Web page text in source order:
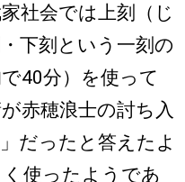
社会では上刻（じ
下刻という一刻の
40分）を使って
赤穂浪士の討ち入
だったと答えたよ
使ったようであ